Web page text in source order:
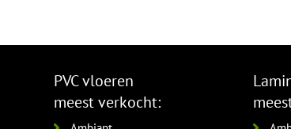
PVC vloeren
meest verkocht: